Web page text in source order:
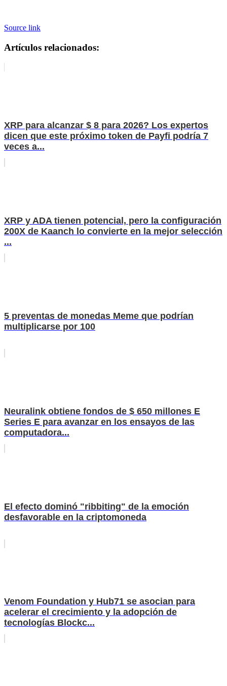
Source link
Artículos relacionados:
XRP para alcanzar $ 8 para 2026? Los expertos
dicen que este próximo token de Payfi podría 7
veces a...
XRP y ADA tienen potencial, pero la configuración
200X de Kaanch lo convierte en la mejor selección
...
5 preventas de monedas Meme que podrían
multiplicarse por 100
Neuralink obtiene fondos de $ 650 millones E
Series E para avanzar en los ensayos de las
computadora...
El efecto dominó "ribbiting" de la emoción
desfavorable en la criptomoneda
Venom Foundation y Hub71 se asocian para
acelerar el crecimiento y la adopción de
tecnologías Blockc...